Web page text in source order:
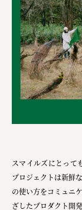
スマイルズにとって
プロジェクトは新鮮
の使い方をコミュニ
ざしたプロダクト開